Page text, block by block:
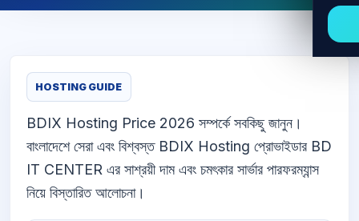
HOSTING GUIDE
BDIX Hosting Price 2026 সম্পর্কে সবকিছু জানুন।
বাংলাদেশে সেরা এবং বিশ্বস্ত BDIX Hosting প্রোভাইডার BD
IT CENTER এর সাশ্রয়ী দাম এবং চমৎকার সার্ভার পারফরম্যান্স
নিয়ে বিস্তারিত আলোচনা।